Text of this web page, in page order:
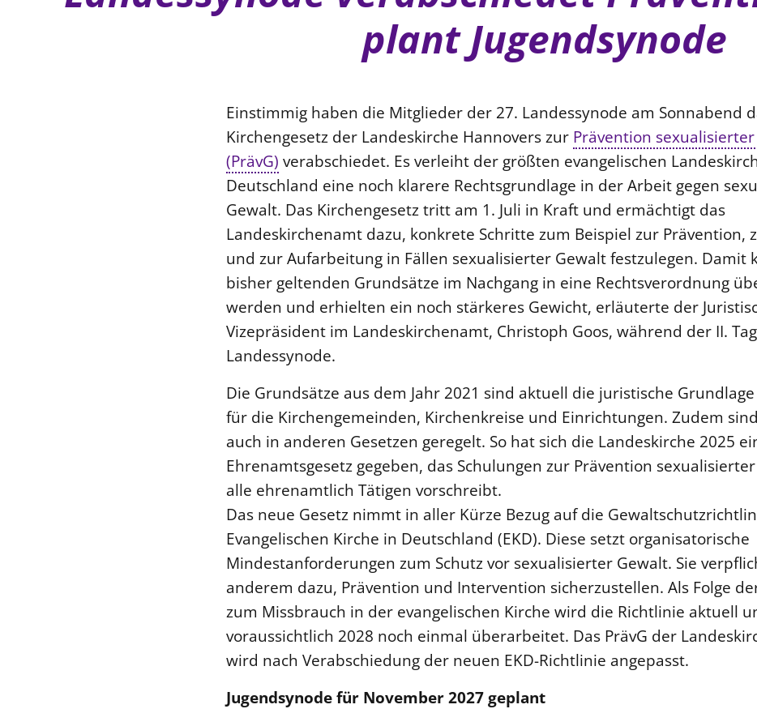
plant Jugendsynode
Einstimmig haben die Mitglieder der 27. Landessynode am Sonnabend
Kirchengesetz der Landeskirche Hannovers zur Prävention
(PrävG) verabschiedet. Es verleiht der größten evangelischen
Deutschland eine noch klarere Rechtsgrundlage in der Arbeit gegen
Gewalt. Das Kirchengesetz tritt am 1. Juli in Kraft und ermächtigt das
Landeskirchenamt dazu, konkrete Schritte zum Beispiel zur Prävention,
und zur Aufarbeitung in Fällen sexualisierter Gewalt festzulegen. Damit
bisher geltenden Grundsätze im Nachgang in eine Rechtsverordnung
werden und erhielten ein noch stärkeres Gewicht, erläuterte der
Vizepräsident im Landeskirchenamt, Christoph Goos, während der II.
Landessynode.
Die Grundsätze aus dem Jahr 2021 sind aktuell die juristische
für die Kirchengemeinden, Kirchenkreise und Einrichtungen. Zudem
auch in anderen Gesetzen geregelt. So hat sich die Landeskirche 2025
Ehrenamtsgesetz gegeben, das Schulungen zur Prävention
alle ehrenamtlich Tätigen vorschreibt.
Das neue Gesetz nimmt in aller Kürze Bezug auf die
Evangelischen Kirche in Deutschland (EKD). Diese setzt organisatorische
Mindestanforderungen zum Schutz vor sexualisierter Gewalt. Sie
anderem dazu, Prävention und Intervention sicherzustellen. Als Folge
zum Missbrauch in der evangelischen Kirche wird die Richtlinie aktuell
voraussichtlich 2028 noch einmal überarbeitet. Das PrävG der
wird nach Verabschiedung der neuen EKD-Richtlinie angepasst.
Jugendsynode für November 2027 geplant